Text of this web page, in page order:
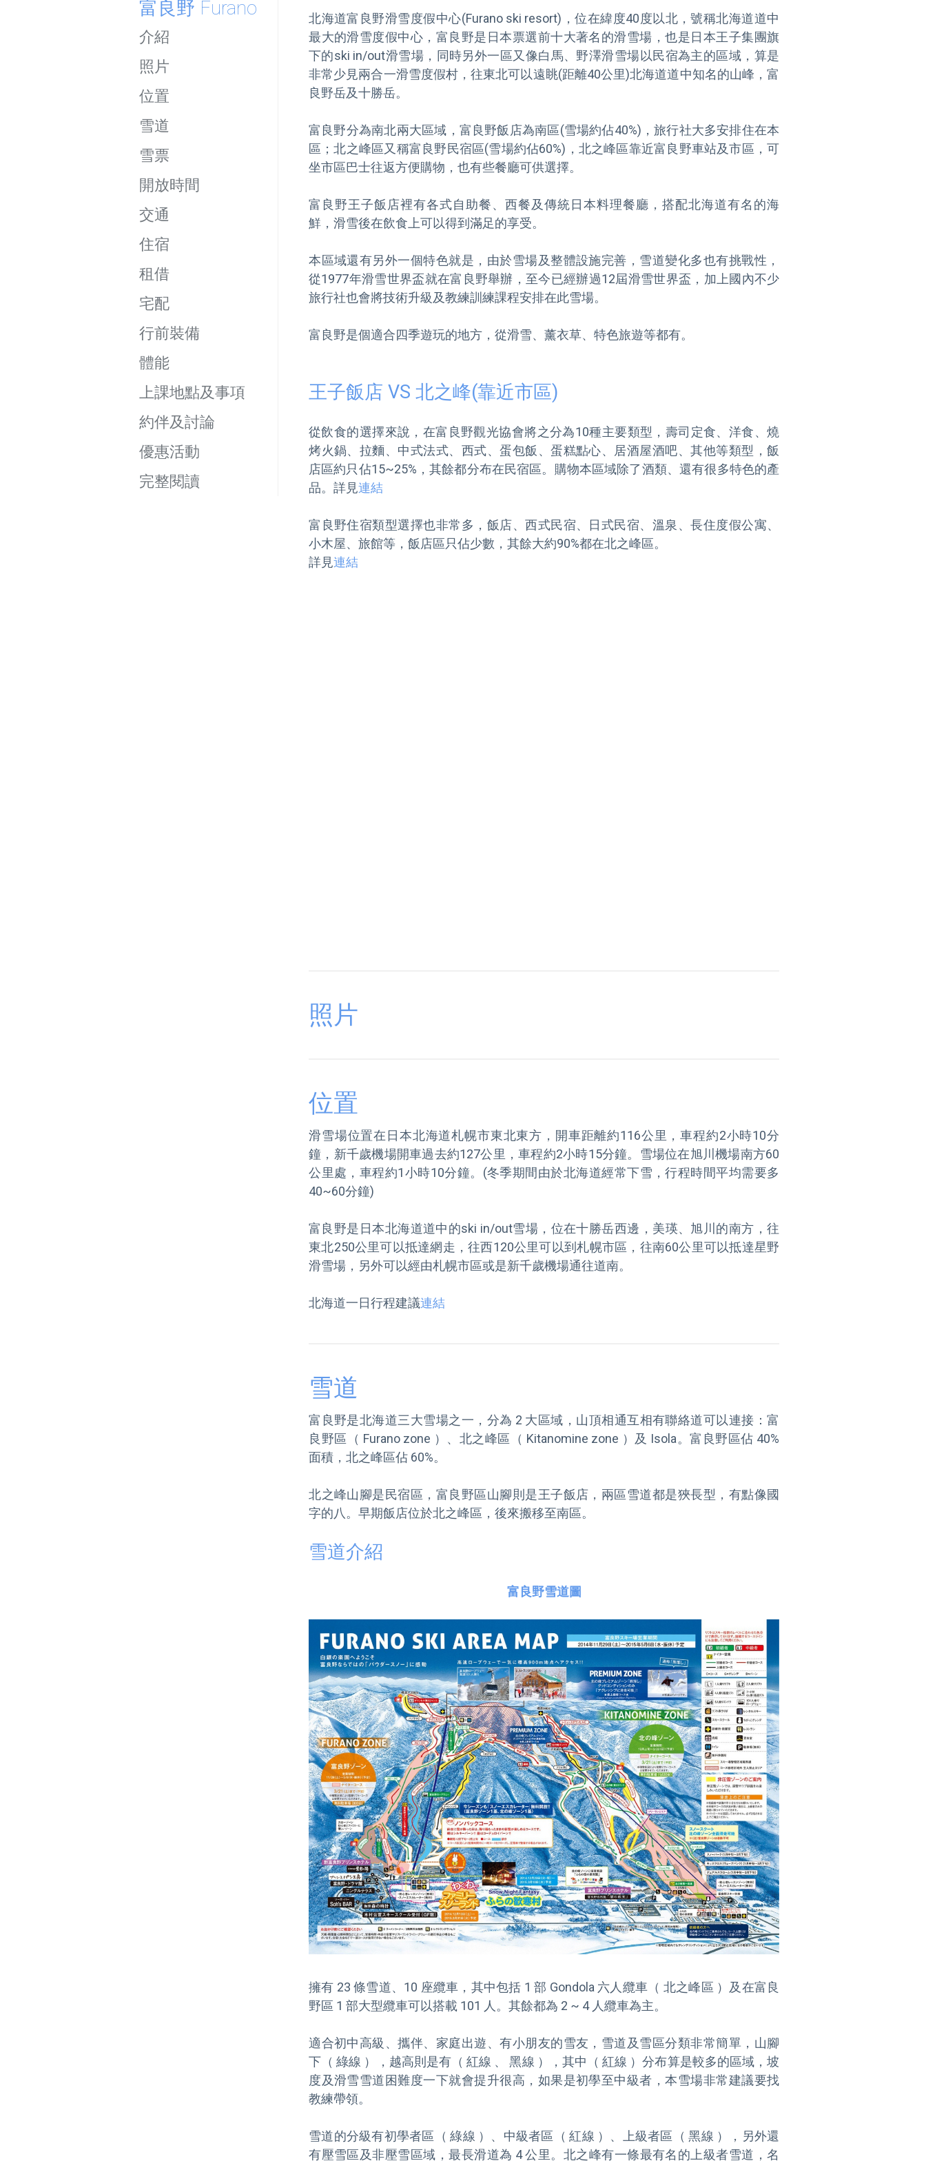
富良野 Furano
介紹
照片
位置
雪道
雪票
開放時間
交通
住宿
租借
宅配
行前裝備
體能
上課地點及事項
約伴及討論
優惠活動
完整閱讀
北海道富良野滑雪度假中心(Furano ski resort)，位在緯度40度以北，號稱北海道道中
最大的滑雪度假中心，富良野是日本票選前十大著名的滑雪場，也是日本王子集團旗
下的ski in/out滑雪場，同時另外一區又像白馬、野澤滑雪場以民宿為主的區域，算是
非常少見兩合一滑雪度假村，往東北可以遠眺(距離40公里)北海道道中知名的山峰，富
良野岳及十勝岳。
富良野分為南北兩大區域，富良野飯店為南區(雪場約佔40%)，旅行社大多安排住在本
區；北之峰區又稱富良野民宿區(雪場約佔60%)，北之峰區靠近富良野車站及市區，可
坐市區巴士往返方便購物，也有些餐廳可供選擇。
富良野王子飯店裡有各式自助餐、西餐及傳統日本料理餐廳，搭配北海道有名的海
鮮，滑雪後在飲食上可以得到滿足的享受。
本區域還有另外一個特色就是，由於雪場及整體設施完善，雪道變化多也有挑戰性，
從1977年滑雪世界盃就在富良野舉辦，至今已經辦過12屆滑雪世界盃，加上國內不少
旅行社也會將技術升級及教練訓練課程安排在此雪場。
富良野是個適合四季遊玩的地方，從滑雪、薰衣草、特色旅遊等都有。
王子飯店 VS 北之峰(靠近市區)
從飲食的選擇來說，在富良野觀光協會將之分為10種主要類型，壽司定食、洋食、燒
烤火鍋、拉麵、中式法式、西式、蛋包飯、蛋糕點心、居酒屋酒吧、其他等類型，飯
店區約只佔15~25%，其餘都分布在民宿區。購物本區域除了酒類、還有很多特色的產
品。詳見連結
富良野住宿類型選擇也非常多，飯店、西式民宿、日式民宿、溫泉、長住度假公寓、
小木屋、旅館等，飯店區只佔少數，其餘大約90%都在北之峰區。
詳見連結
照片
位置
滑雪場位置在日本北海道札幌市東北東方，開車距離約116公里，車程約2小時10分
鐘，新千歲機場開車過去約127公里，車程約2小時15分鐘。雪場位在旭川機場南方60
公里處，車程約1小時10分鐘。(冬季期間由於北海道經常下雪，行程時間平均需要多
40~60分鐘)
富良野是日本北海道道中的ski in/out雪場，位在十勝岳西邊，美瑛、旭川的南方，往
東北250公里可以抵達網走，往西120公里可以到札幌市區，往南60公里可以抵達星野
滑雪場，另外可以經由札幌市區或是新千歲機場通往道南。
北海道一日行程建議連結
雪道
富良野是北海道三大雪場之一，分為 2 大區域，山頂相通互相有聯絡道可以連接：富
良野區（ Furano zone ）、北之峰區（ Kitanomine zone ）及 Isola。富良野區佔 40%
面積，北之峰區佔 60%。
北之峰山腳是民宿區，富良野區山腳則是王子飯店，兩區雪道都是狹長型，有點像國
雪道介紹
富良野雪道圖
擁有 23 條雪道、10 座纜車，其中包括 1 部 Gondola 六人纜車（ 北之峰區 ）及在富良
野區 1 部大型纜車可以搭載 101 人。其餘都為 2 ~ 4 人纜車為主。
適合初中高級、攜伴、家庭出遊、有小朋友的雪友，雪道及雪區分類非常簡單，山腳
下（ 綠線 ），越高則是有（ 紅線 、 黑線 ），其中（ 紅線 ）分布算是較多的區域，坡
度及滑雪雪道困難度一下就會提升很高，如果是初學至中級者，本雪場非常建議要找
教練帶領。
雪道的分級有初學者區（ 綠線 ）、中級者區（ 紅線 ）、上級者區（ 黑線 ），另外還
有壓雪區及非壓雪區域，最長滑道為 4 公里。北之峰有一條最有名的上級者雪道，名